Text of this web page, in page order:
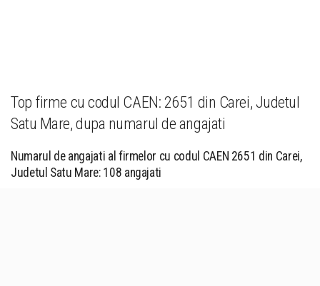
Top firme cu codul CAEN: 2651 din Carei, Judetul
Satu Mare, dupa numarul de angajati
Numarul de angajati al firmelor cu codul CAEN 2651 din Carei,
Judetul Satu Mare: 108 angajati